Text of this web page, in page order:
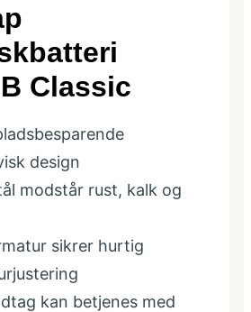
Classic
design
modstår rust, kalk og
sikrer hurtig
kan betjenes med